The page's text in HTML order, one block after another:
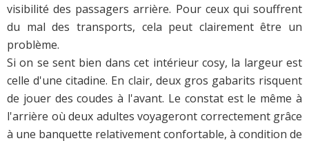
visibilité des passagers arrière. Pour ceux qui souffrent
du mal des transports, cela peut clairement être un
problème.
Si on se sent bien dans cet intérieur cosy, la largeur est
celle d'une citadine. En clair, deux gros gabarits risquent
de jouer des coudes à l'avant. Le constat est le même à
l'arrière où deux adultes voyageront correctement grâce
à une banquette relativement confortable, à condition de